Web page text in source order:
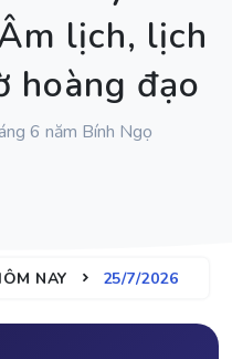
lịch, lịch
hoàng đạo
6 năm Bính Ngọ
NAY 25/7/2026